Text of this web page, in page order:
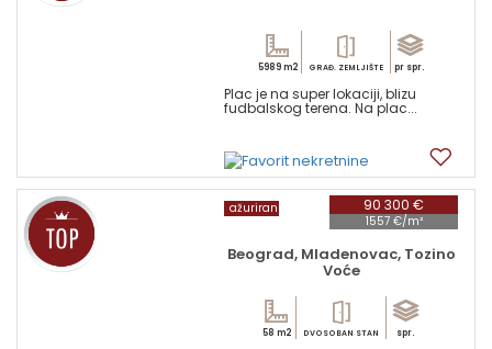
5989 m2 GRAĐ. ZEMLJIŠTE pr spr.
Plac je na super lokaciji, blizu
fudbalskog terena. Na plac...
90 300 €
1557 €/m²
ažuriran
Beograd, Mladenovac, Tozino
Voće
58 m2 DVOSOBAN STAN spr.